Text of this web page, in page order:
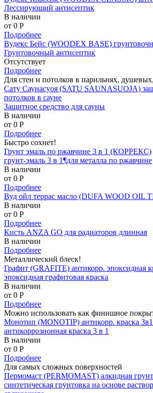
Лессирующий антисептик
В наличии
от 0 P
Подробнее
Вудекс Бейс (WOODEX BASE)
Грунтовочный антисептик
Отсутствует
Подробнее
Для стен и потолков в парильнях,
Сату Саунасуоя (SATU SAUNASUOJA)
потолков в сауне
Защитное средство для сауны
В наличии
от 0 P
Подробнее
Быстро сохнет!
Грунт эмаль по ржавчине 3 в 1 (КОРРЕКС)
грунт-эмаль 3 в 1¶для металла по ржавчине
В наличии
от 0 P
Подробнее
Вуд ойл террас масло (DUFA WOOD OIL
В наличии
от 0 P
Подробнее
Кисть ANZA GO для радиаторов длинная
В наличии
Подробнее
Металлический блеск!
Графит (GRAFITE) антикорр. эпоксидная
эпоксидная графитовая краска
В наличии
от 0 P
Подробнее
Можно использовать как финишное
Монотип (MONOTIP) антикорр. краска 3в1
антикоррозионная краска 3 в 1
В наличии
от 0 P
Подробнее
Для самых сложных поверхностей
Пермомаст (PERMOMAST) алкидная
синтетическая грунтовка на основе